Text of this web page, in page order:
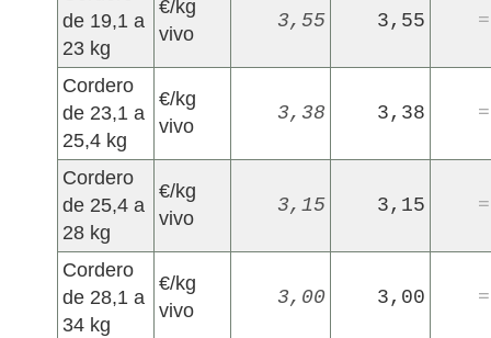
de 19,1 a
23 kg
€/kg
vivo
3,55 3,55 =
Cordero
de 23,1 a
25,4 kg
€/kg
vivo
3,38 3,38 =
Cordero
de 25,4 a
28 kg
€/kg
vivo
3,15 3,15 =
Cordero
de 28,1 a
34 kg
€/kg
vivo
3,00 3,00 =